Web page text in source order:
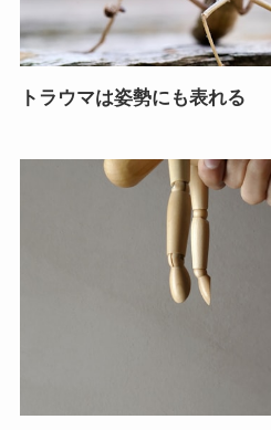
トラウマは姿勢にも表れる